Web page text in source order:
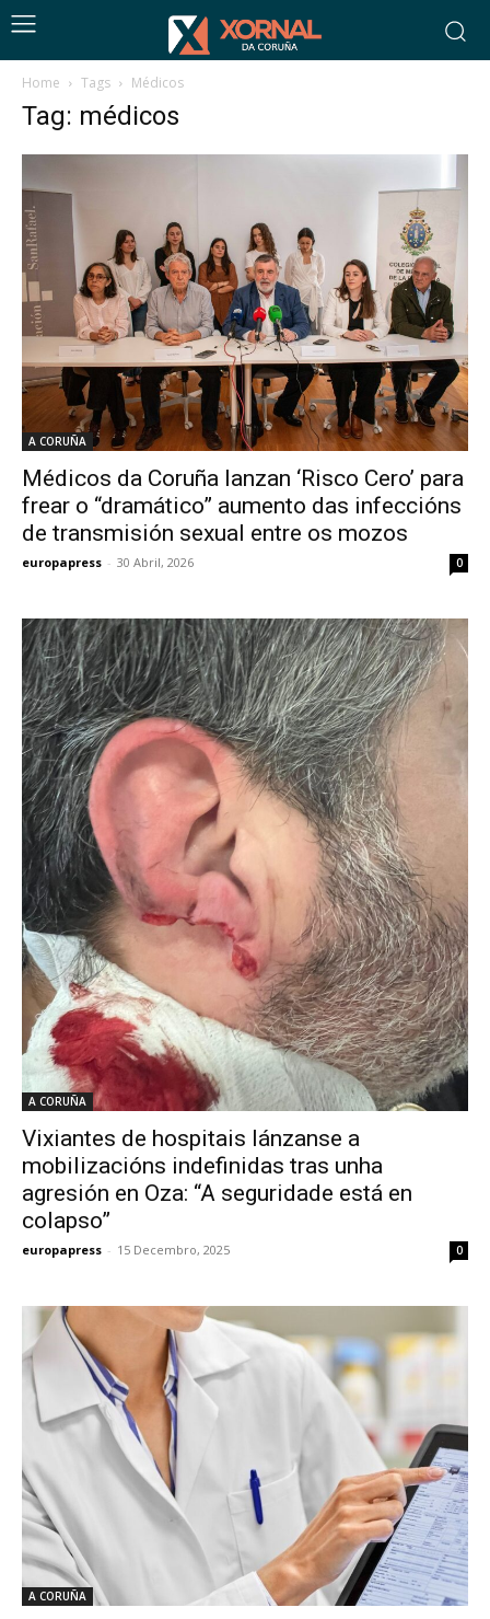
Home Tags Médicos
Tag: médicos
A CORUÑA
Médicos da Coruña lanzan ‘Risco Cero’ para
frear o “dramático” aumento das infeccións
de transmisión sexual entre os mozos
europapress - 30 Abril, 2026 0
A CORUÑA
Vixiantes de hospitais lánzanse a
mobilizacións indefinidas tras unha
agresión en Oza: “A seguridade está en
colapso”
europapress - 15 Decembro, 2025 0
A CORUÑA